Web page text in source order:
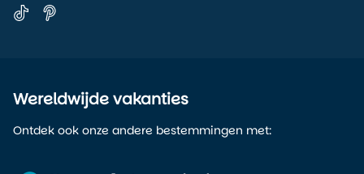
Wereldwijde vakanties
Ontdek ook onze andere bestemmingen met: